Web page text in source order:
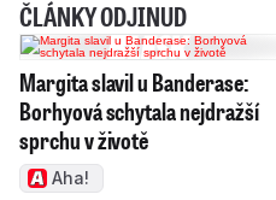
ČLÁNKY ODJINUD
Margita slavil u Banderase:
Borhyová schytala nejdražší
sprchu v životě
Aha!